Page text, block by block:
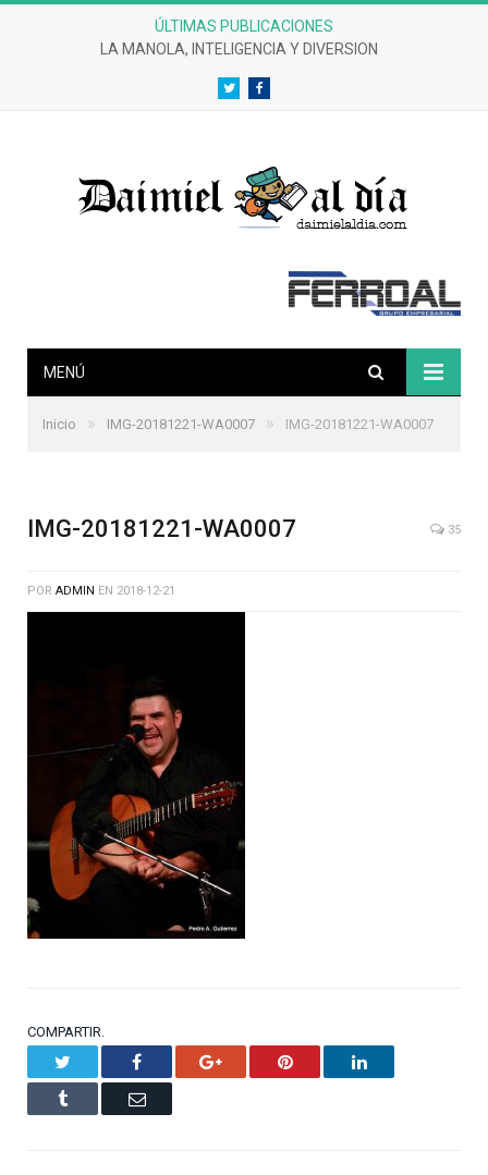
ÚLTIMAS PUBLICACIONES
LA MANOLA, INTELIGENCIA Y DIVERSION
TwitterFacebook
MENÚ
Inicio » IMG-20181221-WA0007 » IMG-20181221-WA0007
IMG-20181221-WA0007 35
POR ADMIN EN 2018-12-21
COMPARTIR.
Facebook Google+ Pinterest LinkedIn
Tumblr Email